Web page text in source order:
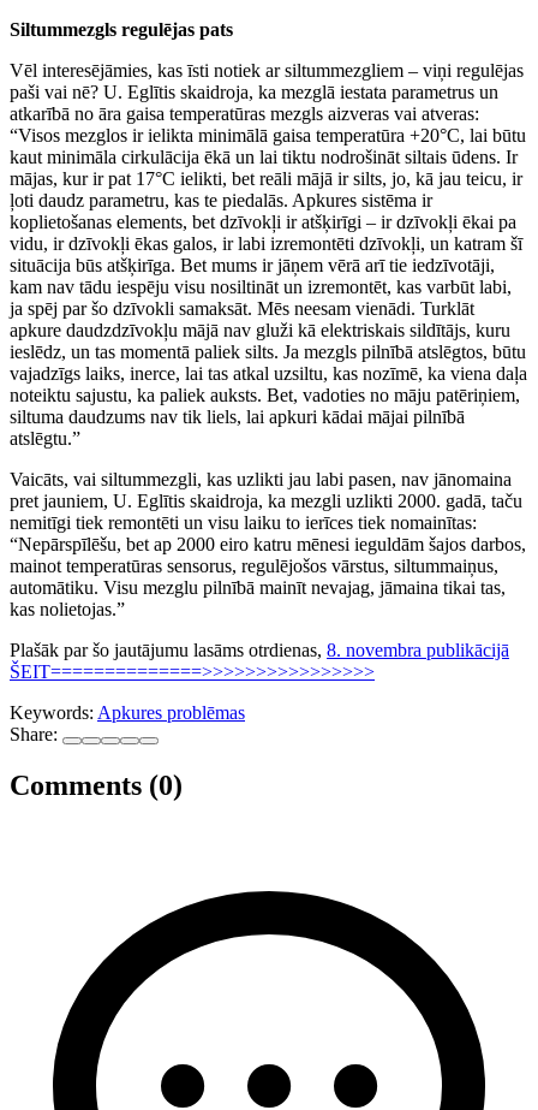
Siltummezgls regulējas pats
Vēl interesējāmies, kas īsti notiek ar siltummezgliem – viņi regulējas
paši vai nē? U. Eglītis skaidroja, ka mezglā iestata parametrus un
atkarībā no āra gaisa temperatūras mezgls aizveras vai atveras:
“Visos mezglos ir ielikta minimālā gaisa temperatūra +20°C, lai būtu
kaut minimāla cirkulācija ēkā un lai tiktu nodrošināt siltais ūdens. Ir
mājas, kur ir pat 17°C ielikti, bet reāli mājā ir silts, jo, kā jau teicu, ir
ļoti daudz parametru, kas te piedalās. Apkures sistēma ir
koplietošanas elements, bet dzīvokļi ir atšķirīgi – ir dzīvokļi ēkai pa
vidu, ir dzīvokļi ēkas galos, ir labi izremontēti dzīvokļi, un katram šī
situācija būs atšķirīga. Bet mums ir jāņem vērā arī tie iedzīvotāji,
kam nav tādu iespēju visu nosiltināt un izremontēt, kas varbūt labi,
ja spēj par šo dzīvokli samaksāt. Mēs neesam vienādi. Turklāt
apkure daudzdzīvokļu mājā nav gluži kā elektriskais sildītājs, kuru
ieslēdz, un tas momentā paliek silts. Ja mezgls pilnībā atslēgtos, būtu
vajadzīgs laiks, inerce, lai tas atkal uzsiltu, kas nozīmē, ka viena daļa
noteiktu sajustu, ka paliek auksts. Bet, vadoties no māju patēriņiem,
siltuma daudzums nav tik liels, lai apkuri kādai mājai pilnībā
atslēgtu.”
Vaicāts, vai siltummezgli, kas uzlikti jau labi pasen, nav jānomaina
pret jauniem, U. Eglītis skaidroja, ka mezgli uzlikti 2000. gadā, taču
nemitīgi tiek remontēti un visu laiku to ierīces tiek nomainītas:
“Nepārspīlēšu, bet ap 2000 eiro katru mēnesi ieguldām šajos darbos,
mainot temperatūras sensorus, regulējošos vārstus, siltummaiņus,
automātiku. Visu mezglu pilnībā mainīt nevajag, jāmaina tikai tas,
kas nolietojas.”
Plašāk par šo jautājumu lasāms otrdienas, 8. novembra publikācijā
ŠEIT==============>>>>>>>>>>>>>>>>
Keywords: Apkures problēmas
Share:
Comments (0)